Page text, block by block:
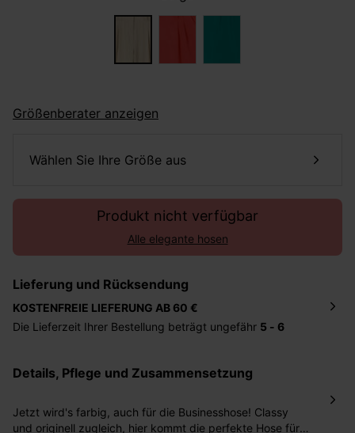
Größenberater anzeigen
Wählen Sie Ihre Größe aus
Produkt nicht verfügbar
Alle elegante hosen
Lieferung und Rücksendung
KOSTENFREIE LIEFERUNG AB 60 €
Die Lieferzeit Ihrer Bestellung beträgt ungefähr 5 - 6
betragen 2,95 Euro bei einem Bestellwert von unter 60
Sie haben das Recht binnen30 Tagennach Erhalt der
Details, Pflege und Zusammensetzung
Jetzt wird's farbig, auch für die Businesshose! Classy
und originell zugleich, hier kommt die perfekte Hose für